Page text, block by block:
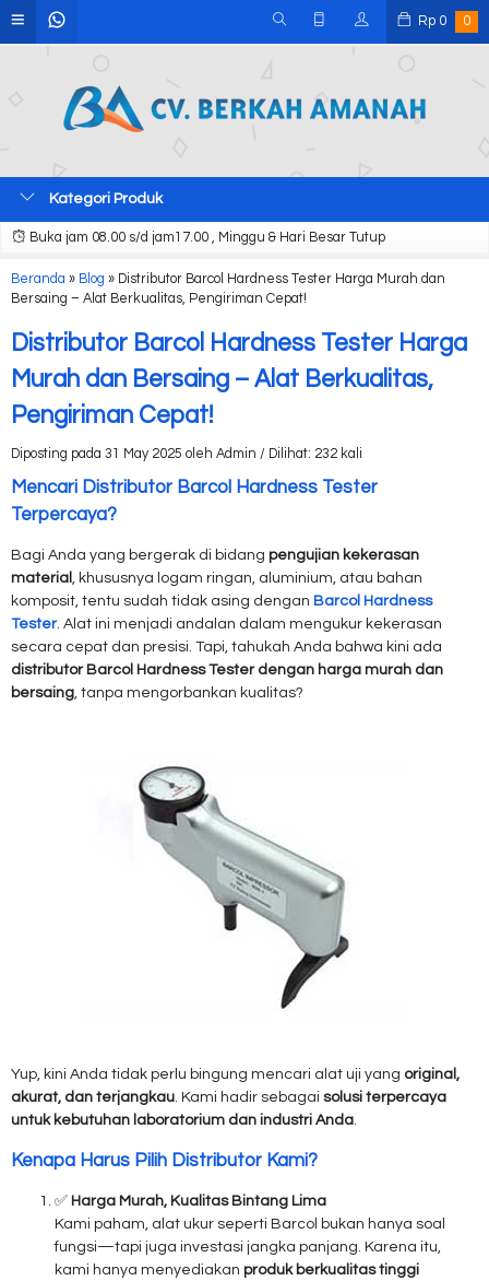
Rp 0 0
Kategori Produk
Buka jam 08.00 s/d jam17.00 , Minggu & Hari Besar Tutup
Beranda » Blog » Distributor Barcol Hardness Tester Harga Murah dan
Bersaing – Alat Berkualitas, Pengiriman Cepat!
Distributor Barcol Hardness Tester Harga
Murah dan Bersaing – Alat Berkualitas,
Pengiriman Cepat!
Diposting pada 31 May 2025 oleh Admin / Dilihat: 232 kali
Mencari Distributor Barcol Hardness Tester
Terpercaya?
Bagi Anda yang bergerak di bidang pengujian kekerasan
material , khususnya logam ringan, aluminium, atau bahan
komposit, tentu sudah tidak asing dengan Barcol Hardness
Tester. Alat ini menjadi andalan dalam mengukur kekerasan
secara cepat dan presisi. Tapi, tahukah Anda bahwa kini ada
distributor Barcol Hardness Tester dengan harga murah dan
bersaing, tanpa mengorbankan kualitas?
Yup, kini Anda tidak perlu bingung mencari alat uji yang original,
akurat, dan terjangkau. Kami hadir sebagai solusi terpercaya
untuk kebutuhan laboratorium dan industri Anda.
Kenapa Harus Pilih Distributor Kami?
✅ Harga Murah, Kualitas Bintang Lima
Kami paham, alat ukur seperti Barcol bukan hanya soal
fungsi—tapi juga investasi jangka panjang. Karena itu,
kami hanya menyediakan produk berkualitas tinggi